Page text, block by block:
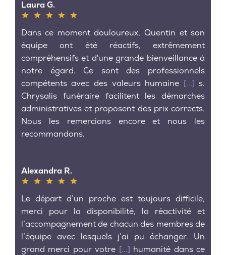
Laura G.
Dans ce moment douloureux, Quentin et son
équipe ont été réactifs, extrêmement
compréhensifs et d'une grande bienveillance à
notre égard. Ce sont des professionnels
compétents avec des valeurs humaine [...] s.
Chrysalis funéraire facilitent les démarches
administratives et proposent des prix corrects.
Nous les remercions encore et nous les
recommandons.
Alexandra R.
Le départ d’un proche est toujours difficile,
merci pour la disponibilité, la réactivité et
l’accompagnement de chacun des membres de
l’équipe avec lesquels j’ai pu échanger. Un
grand merci pour votre [...] humanité dans ce